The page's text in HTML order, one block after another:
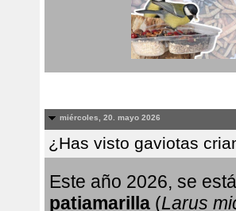
miércoles, 20. mayo 2026
¿Has visto gaviotas
Este año 2026, se
patiamarilla (Larus